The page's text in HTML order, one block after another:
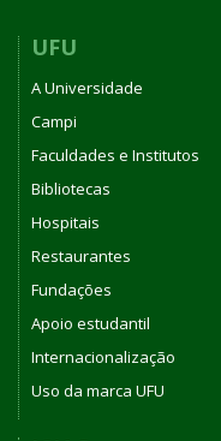
UFU
A Universidade
Campi
Faculdades e Institutos
Bibliotecas
Hospitais
Restaurantes
Fundações
Apoio estudantil
Internacionalização
Uso da marca UFU